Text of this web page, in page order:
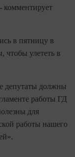
комментирует
в пятницу в
чтобы улететь в
депутаты должны
работы ГД
для
работы нашего